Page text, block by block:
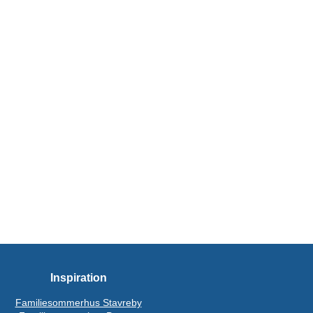
Inspiration
Familiesommerhus Stavreby